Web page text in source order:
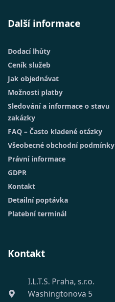
Další informace
Dodací lhůty
Ceník služeb
Jak objednávat
Možnosti platby
Sledování a informace o stavu
zakázky
FAQ – Často kladené otázky
Všeobecné obchodní podmínky
Právní informace
GDPR
Kontakt
Detailní poptávka
Platební terminál
Kontakt
I.L.T.S. Praha, s.r.o.
Washingtonova 5